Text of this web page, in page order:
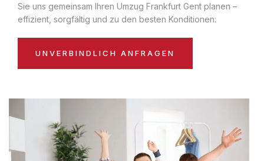
Sie uns gemeinsam Ihren Umzug Frankfurt Gent planen –
effizient, sorgfältig und zu den besten Konditionen:
UNVERBINDLICH ANFRAGEN